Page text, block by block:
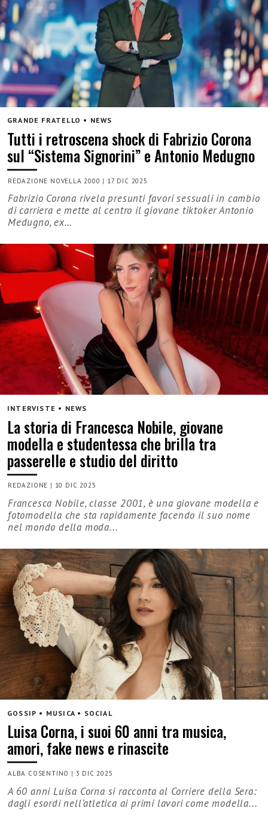
GRANDE FRATELLO • NEWS
Tutti i retroscena shock di Fabrizio Corona
sul “Sistema Signorini” e Antonio Medugno
REDAZIONE NOVELLA 2000 | 17 DIC 2025
Fabrizio Corona rivela presunti favori sessuali in cambio
di carriera e mette al centro il giovane tiktoker Antonio
Medugno, ex…
INTERVISTE • NEWS
La storia di Francesca Nobile, giovane
modella e studentessa che brilla tra
passerelle e studio del diritto
REDAZIONE | 10 DIC 2025
Francesca Nobile, classe 2001, è una giovane modella e
fotomodella che sta rapidamente facendo il suo nome
nel mondo della moda...
GOSSIP • MUSICA • SOCIAL
Luisa Corna, i suoi 60 anni tra musica,
amori, fake news e rinascite
ALBA COSENTINO | 3 DIC 2025
A 60 anni Luisa Corna si racconta al Corriere della Sera:
dagli esordi nell’atletica ai primi lavori come modella...